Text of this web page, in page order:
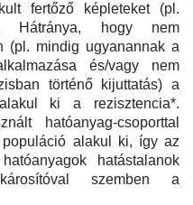
fertőző képleteket (pl.
Hátránya, hogy nem
(pl. mindig ugyanannak a
és/vagy nem
történő kijuttatás) a
ki a rezisztencia*.
hatóanyag-csoporttal
alakul ki, így az
hatástalanok
szemben a